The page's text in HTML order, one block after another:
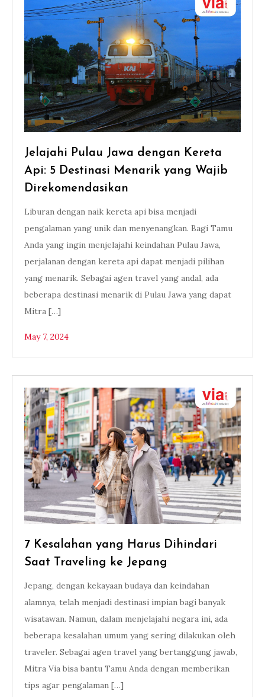
Jelajahi Pulau Jawa dengan Kereta
Api: 5 Destinasi Menarik yang Wajib
Direkomendasikan
Liburan dengan naik kereta api bisa menjadi
pengalaman yang unik dan menyenangkan. Bagi Tamu
Anda yang ingin menjelajahi keindahan Pulau Jawa,
perjalanan dengan kereta api dapat menjadi pilihan
yang menarik. Sebagai agen travel yang andal, ada
beberapa destinasi menarik di Pulau Jawa yang dapat
Mitra […]
May 7, 2024
7 Kesalahan yang Harus Dihindari
Saat Traveling ke Jepang
Jepang, dengan kekayaan budaya dan keindahan
alamnya, telah menjadi destinasi impian bagi banyak
wisatawan. Namun, dalam menjelajahi negara ini, ada
beberapa kesalahan umum yang sering dilakukan oleh
traveler. Sebagai agen travel yang bertanggung jawab,
Mitra Via bisa bantu Tamu Anda dengan memberikan
tips agar pengalaman […]